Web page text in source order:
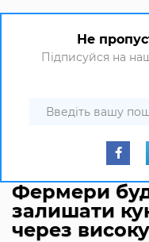
Не
Підписуйся на
Фермери
залишати
через